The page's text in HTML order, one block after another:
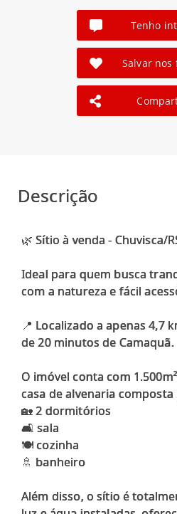
Tenho
Salvar nos
Descrição
🌿 Sítio à venda - Chuvisca/
Ideal para quem busca
com a natureza e fácil
📍 Localizado a apenas 4,7
de 20 minutos de Camaquã.
O imóvel conta com
casa de alvenaria composta
🏡 2 dormitórios
🛋️ sala
🍽️ cozinha
🚿 banheiro
Além disso, o sítio é